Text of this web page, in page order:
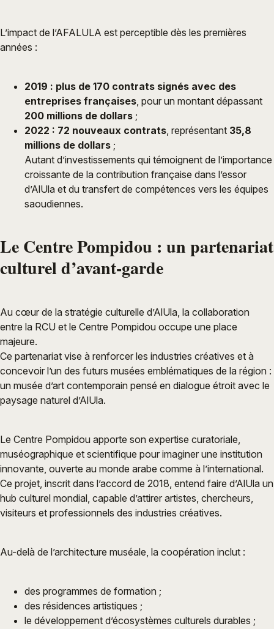
L’impact de l’AFALULA est perceptible dès les premières
années :
2019 : plus de 170 contrats signés avec des
entreprises françaises , pour un montant dépassant
200 millions de dollars ;
2022 : 72 nouveaux contrats , représentant 35,8
millions de dollars ;
Autant d’investissements qui témoignent de l’importance
croissante de la contribution française dans l’essor
d’AlUla et du transfert de compétences vers les équipes
saoudiennes.
Le Centre Pompidou : un partenariat
culturel d’avant-garde
Au cœur de la stratégie culturelle d’AlUla, la collaboration
entre la RCU et le Centre Pompidou occupe une place
majeure.
Ce partenariat vise à renforcer les industries créatives et à
concevoir l’un des futurs musées emblématiques de la région :
un musée d’art contemporain pensé en dialogue étroit avec le
paysage naturel d’AlUla.
Le Centre Pompidou apporte son expertise curatoriale,
muséographique et scientifique pour imaginer une institution
innovante, ouverte au monde arabe comme à l’international.
Ce projet, inscrit dans l’accord de 2018, entend faire d’AlUla un
hub culturel mondial, capable d’attirer artistes, chercheurs,
visiteurs et professionnels des industries créatives.
Au-delà de l’architecture muséale, la coopération inclut :
des programmes de formation ;
des résidences artistiques ;
le développement d’écosystèmes culturels durables ;